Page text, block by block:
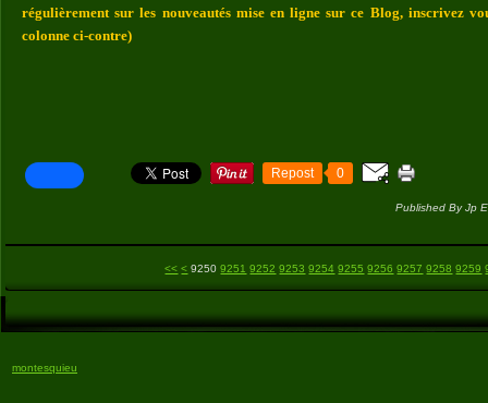
régulièrement sur les nouveautés mise en ligne sur ce Blog, inscrivez
colonne ci-contre)
Repost 0
Published By Jp
<< < 9200
9210
9220
9230
9240
9250 9251 9252 9253 9254 9255 9256 9257 9258 9259
montesquieu